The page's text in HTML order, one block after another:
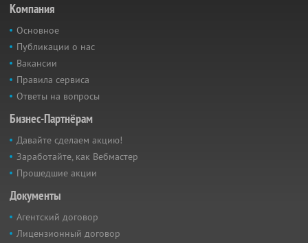
Компания
Основное
Публикации о нас
Вакансии
Правила сервиса
Ответы на вопросы
Бизнес-Партнёрам
Давайте сделаем акцию!
Заработайте, как Вебмастер
Прошедшие акции
Документы
Агентский договор
Лицензионный договор